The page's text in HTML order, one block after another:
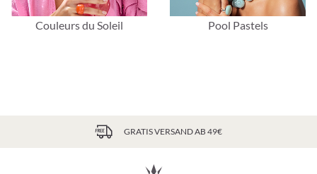
Couleurs du Soleil Pool Pastels
GRATIS VERSAND AB 49€